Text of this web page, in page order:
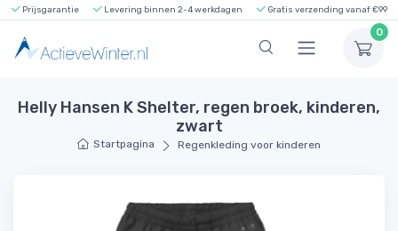
Prijsgarantie Levering binnen 2-4 werkdagen Gratis verzending vanaf €99
0
Helly Hansen K Shelter, regen broek, kinderen,
zwart
Startpagina Regenkleding voor kinderen